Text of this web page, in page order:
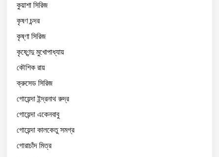
কুয়াশা সিরিজ
কৃষণ চন্দর
কৃষ্ণা সিরিজ
কৃষ্ণেন্দু মুখোপাধ্যায়
কৌশিক রায়
ক্রুসেড সিরিজ
গোয়েন্দা ইন্দ্রনাথ রুদ্র
গোয়েন্দা একেনবাবু
গোয়েন্দা কালকেতু সমগ্র
গোরাচাঁদ মিত্র